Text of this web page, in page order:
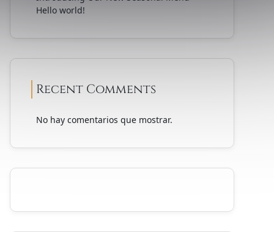
Hello world!
Recent Comments
No hay comentarios que mostrar.